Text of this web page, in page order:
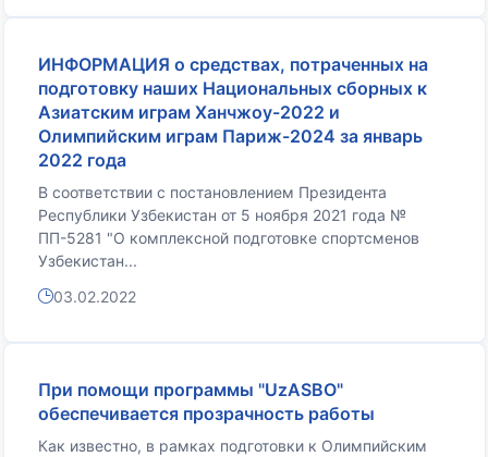
ИНФОРМАЦИЯ о средствах, потраченных на
подготовку наших Национальных сборных к
Азиатским играм Ханчжоу-2022 и
Олимпийским играм Париж-2024 за январь
2022 года
В соответствии с постановлением Президента
Республики Узбекистан от 5 ноября 2021 года №
ПП-5281 "О комплексной подготовке спортсменов
Узбекистан...
03.02.2022
При помощи программы "UzASBO"
обеспечивается прозрачность работы
Как известно, в рамках подготовки к Олимпийским